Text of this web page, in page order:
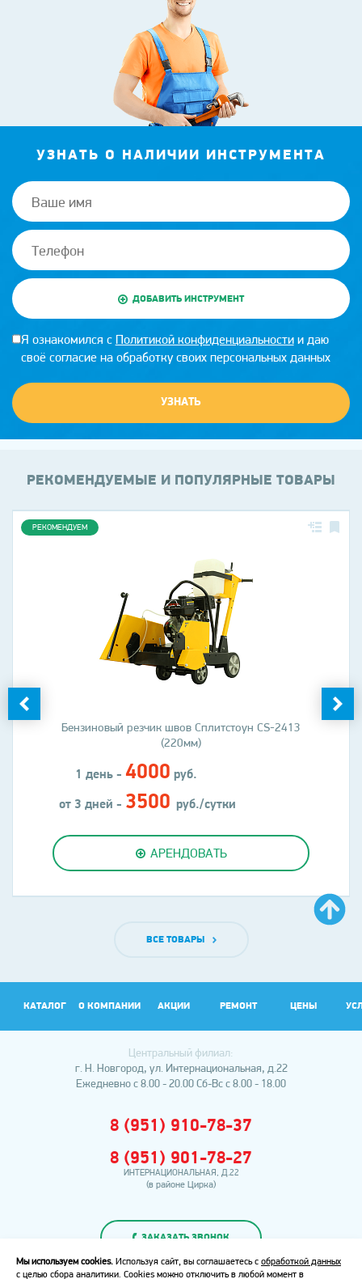
УЗНАТЬ О НАЛИЧИИ ИНСТРУМЕНТА
ДОБАВИТЬ ИНСТРУМЕНТ
Я ознакомился с Политикой конфиденциальностии даю
своё согласие на обработку своих персональных данных
УЗНАТЬ
РЕКОМЕНДУЕМЫЕ И ПОПУЛЯРНЫЕ ТОВАРЫ
Бензиновый резчик швов Сплитстоун CS-2413
(220мм)
1 день - 4000 руб.
от 3 дней - 3500 руб./сутки
АРЕНДОВАТЬ
РЕКОМЕНДУЕМ
ВСЕ ТОВАРЫ
КАТАЛОГ О КОМПАНИИ АКЦИИ РЕМОНТ ЦЕНЫ
Центральный филиал:
г. Н. Новгород, ул. Интернациональная, д.22
Ежедневно с 8.00 - 20.00Сб-Вс с 8.00 - 18.00
8 (951) 910-78-37
8 (951) 901-78-27
ИНТЕРНАЦИОНАЛЬНАЯ, Д.22
(в районе Цирка)
ЗАКАЗАТЬ ЗВОНОК
Мы используем cookies. Используя сайт, вы соглашаетесь с обработкой данных
с целью сбора аналитики. Cookies можно отключить в любой момент в